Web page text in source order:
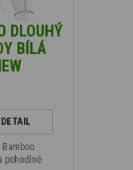
DLOUHÝ
BÍLÁ
DETAIL
pohodlné